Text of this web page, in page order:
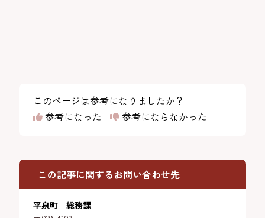
このページは参考になりましたか？
参考になった
参考にならなかった
この記事に関するお問い合わせ先
平泉町 総務課